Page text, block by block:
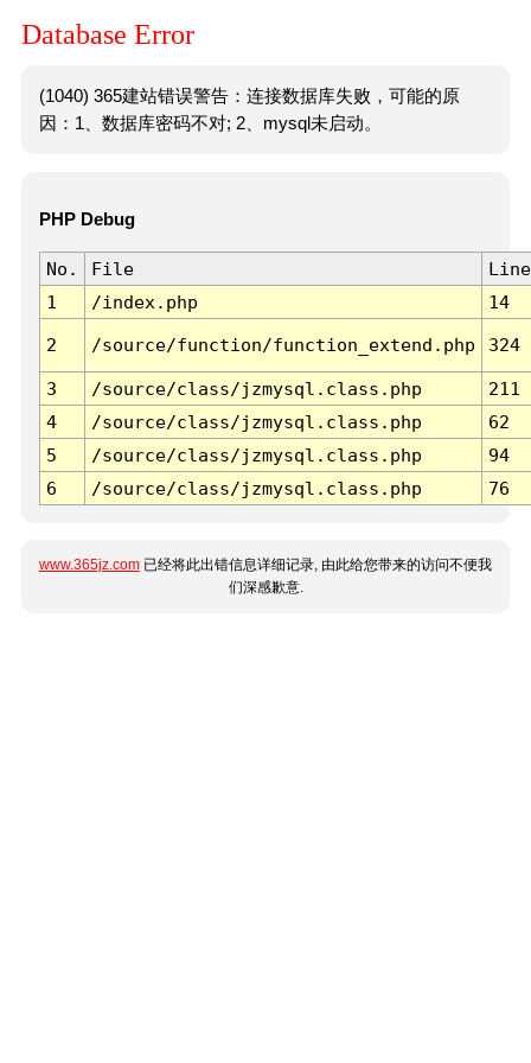
Database Error
(1040) 365建站错误警告：连接数据库失败，可能的原
因：1、数据库密码不对; 2、mysql未启动。
PHP Debug
No. File
Line
1
/index.php 14
2 /source/function/function_extend.php 324
3 /source/class/jzmysql.class.php
211
4
/source/class/jzmysql.class.php
62
5
/source/class/jzmysql.class.php
94
6
/source/class/jzmysql.class.php 76
www.365jz.com 已经将此出错信息详细记录, 由此给您带来的访问不便我
们深感歉意.